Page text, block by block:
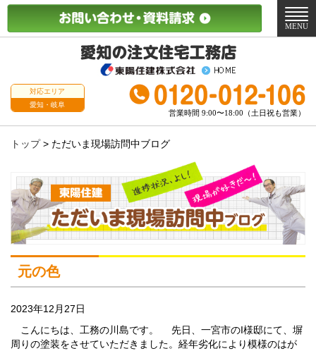
対応エリア
愛知・岐阜
営業時間 9:00〜18:00（土日祝も営業）
メ
ニ
MENU
トップ> ただいま現場訪問中ブログ
元の色
2023年12月27日
こんにちは、工務の川島です。 先日、一宮市のI様邸にて、塀
周りの塗装をさせていただきました。経年劣化により模様のはが